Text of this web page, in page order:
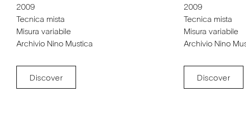
2009
Tecnica mista
Misura variabile
Archivio Nino Mustica
Discover
2009
Tecnica mista
Misura variabile
Archivio Nino
Discover